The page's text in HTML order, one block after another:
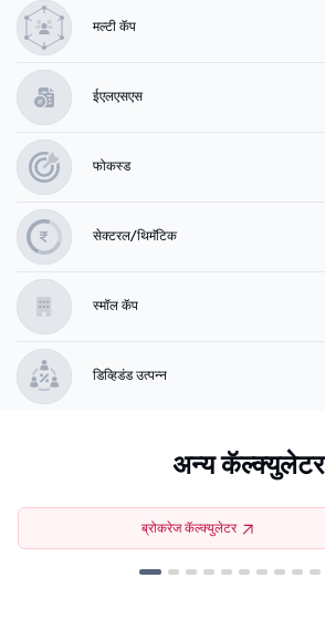
मल्टी कॅप
ईएलएसएस
फोकस्ड
सेक्टरल/थिमॅटिक
स्मॉल कॅप
डिव्हिडंड उत्पन्न
अन्य कॅल्क्युलेटर
ब्रोकरेज कॅल्क्युलेटर